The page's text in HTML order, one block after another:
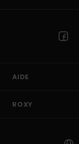
AIDE
ROXY